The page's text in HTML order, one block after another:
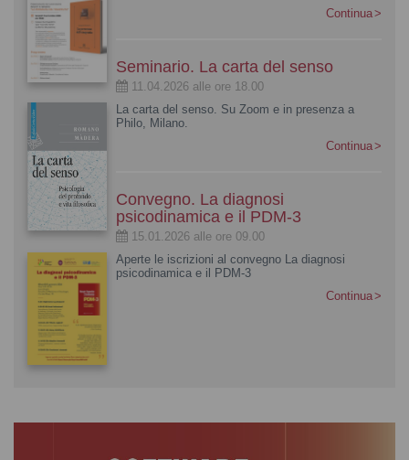
Continua
Seminario. La carta del senso
11.04.2026 alle ore 18.00
La carta del senso. Su Zoom e in presenza a
Philo, Milano.
Continua
Convegno. La diagnosi
psicodinamica e il PDM-3
15.01.2026 alle ore 09.00
Aperte le iscrizioni al convegno La diagnosi
psicodinamica e il PDM-3
Continua